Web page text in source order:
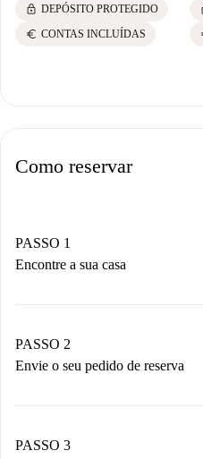
lock DEPÓSITO PROTEGIDO
euro CONTAS INCLUÍDAS
Como reservar
PASSO 1
Encontre a sua casa
Você tem todas as
antecipadamente.
PASSO 2
Envie o seu pedido de reserva
Não cobramos nada até
PASSO 3